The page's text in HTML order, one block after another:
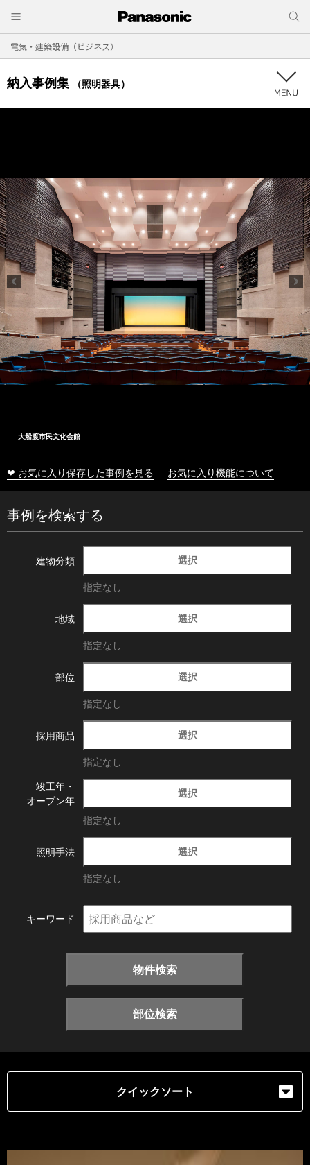
電気・建築設備（ビジネス）
納入事例集 （照明器具）
大船渡市民文化会館
❤ お気に入り保存した事例を見る お気に入り機能について
事例を検索する
建物分類 選択
指定なし
地域 選択
指定なし
部位 選択
指定なし
採用商品 選択
指定なし
竣工年・
オープン年
選択
指定なし
照明手法 選択
指定なし
キーワード
物件検索
部位検索
クイックソート